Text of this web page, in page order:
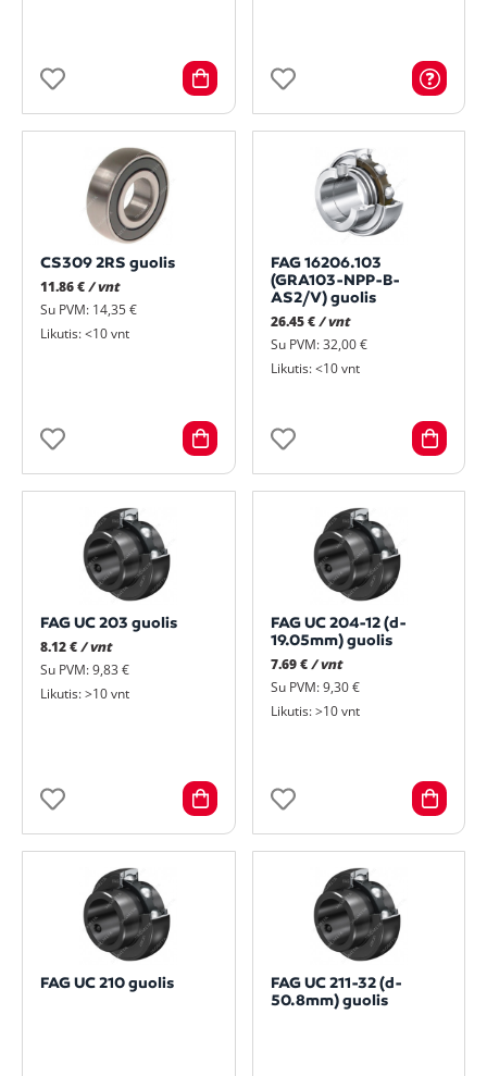
CS309 2RS guolis
11.86 €/ vnt
Su PVM: 14,35 €
Likutis: <10 vnt
FAG 16206.103
(GRA103-NPP-B-
AS2/V) guolis
26.45 € / vnt
Su PVM: 32,00 €
Likutis: <10 vnt
FAG UC 203 guolis
8.12 €/ vnt
Su PVM: 9,83 €
Likutis: >10 vnt
FAG UC 204-12 (d-
19.05mm) guolis
7.69 € / vnt
Su PVM: 9,30 €
Likutis: >10 vnt
FAG UC 210 guolis
FAG UC 211-32 (d-
50.8mm) guolis